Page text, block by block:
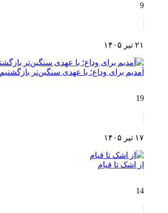
9
۲۱ تیر ۱۴۰۵
آمدیم برای وداع؛ با عهدی سنگین‌تر بازگشتیم
19
۱۷ تیر ۱۴۰۵
از اشک تا قیام
14